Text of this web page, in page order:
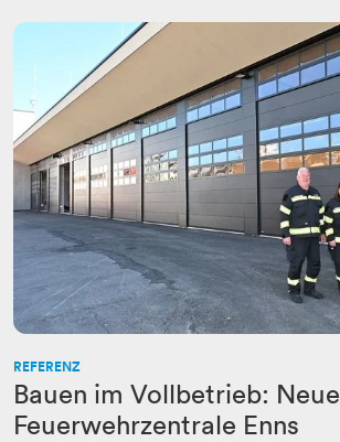
REFERENZ
Bauen im Vollbetrieb: Neue
Feuerwehrzentrale Enns